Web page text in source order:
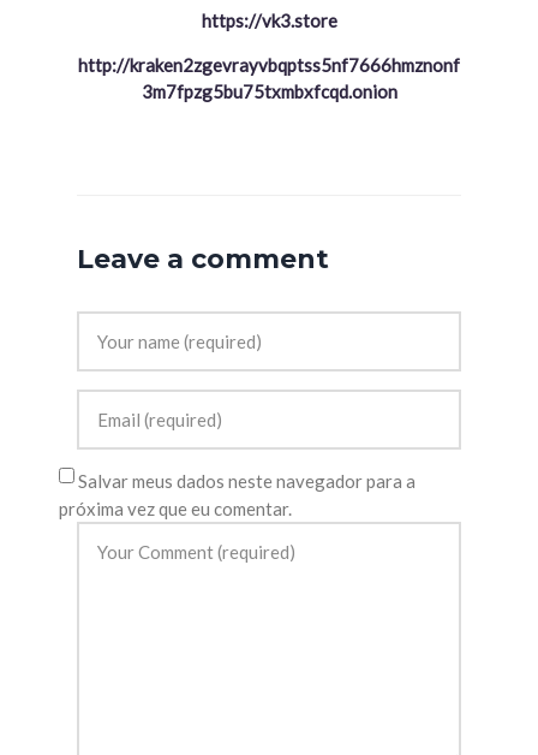
https://vk3.store
http://kraken2zgevrayvbqptss5nf7666hmznonf
3m7fpzg5bu75txmbxfcqd.onion
Leave a comment
Salvar meus dados neste navegador para a
próxima vez que eu comentar.